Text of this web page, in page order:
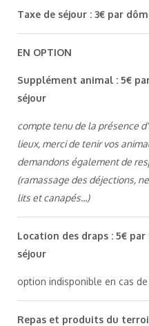
Taxe de séjour : 3€ par
EN OPTION
Supplément animal : 5€
séjour
compte tenu de la présence
lieux, merci de tenir vos
demandons également de
(ramassage des déjections,
lits et canapés...)
Location des draps : 5€
séjour
option indisponible en cas
Repas et produits du